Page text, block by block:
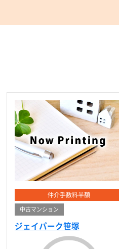
仲介手数料半額
中古マンション
ジェイパーク笹塚